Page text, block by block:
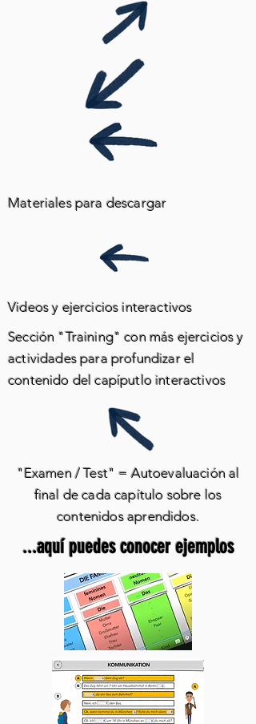
Materiales para descargar
Videos y ejercicios interactivos
Sección "Training" con más ejercicios y
actividades para profundizar el
contenido del capíputlo interactivos
"Examen / Test" = Autoevaluación al
final de cada capítulo sobre los
contenidos aprendidos.
...aquí puedes conocer ejemplos